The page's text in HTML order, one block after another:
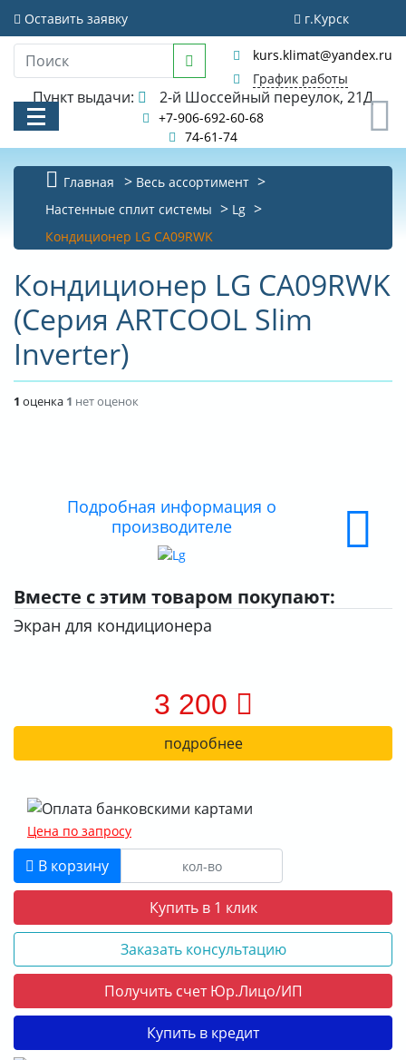
Оставить заявку г.Курск
kurs.klimat@yandex.ru
График работы
Пункт выдачи: 2-й Шоссейный переулок, 21Д
+7-906-692-60-68
74-61-74
КАТАЛОГ
АКЦИИ И РАСПРОДАЖИ
УСЛУГИ
БИБЛИОТЕКА
НОВОСТИ
ОПЛАТА
Главная
Весь ассортимент
Настенные сплит системы
Lg
Кондиционер LG CA09RWK
Кондиционер LG CA09RWK
(Серия ARTCOOL Slim
Inverter)
1 оценка 1 нет оценок
Подробная информация о
производителе
Вместе с этим товаром покупают:
Экран для кондиционера
3 200
подробнее
Цена по запросу
В корзину
Купить в 1 клик
Заказать консультацию
Получить счет Юр.Лицо/ИП
Купить в кредит